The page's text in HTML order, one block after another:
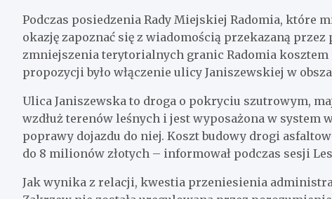
Podczas posiedzenia Rady Miejskiej Radomia, które
okazję zapoznać się z wiadomością przekazaną
zmniejszenia terytorialnych granic Radomia
propozycji było włączenie ulicy Janiszewskiej w
Ulica Janiszewska to droga o pokryciu szutrowym,
wzdłuż terenów leśnych i jest wyposażona w system
poprawy dojazdu do niej. Koszt budowy drogi
do 8 milionów złotych – informował podczas sesji
Jak wynika z relacji, kwestia przeniesienia